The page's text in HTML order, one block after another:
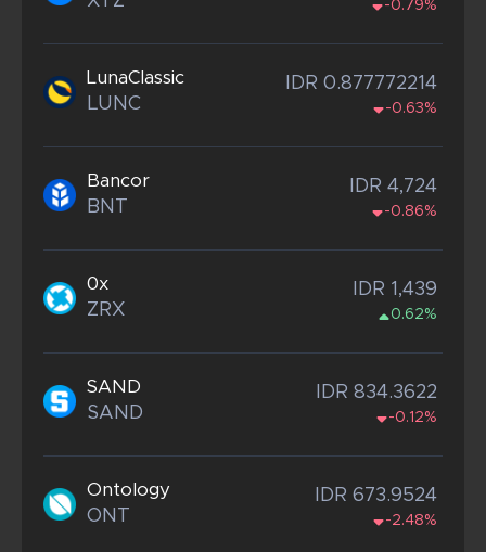
-0.79%
LunaClassic
LUNC
IDR 0.877772214
-0.63%
Bancor
BNT
IDR 4,724
-0.86%
0x
ZRX
IDR 1,439
0.62%
SAND
SAND
IDR 834.3622
-0.12%
Ontology
ONT
IDR 673.9524
-2.48%